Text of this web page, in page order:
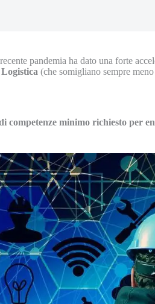
pandemia ha dato una forte
(che somigliano sempre
competenze minimo richiesto per